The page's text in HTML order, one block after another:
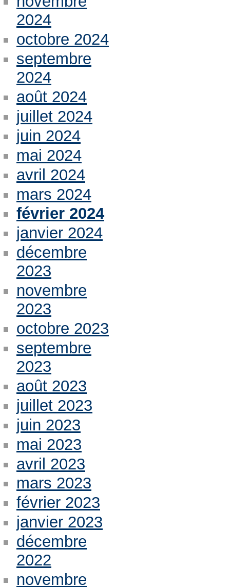
2024
octobre 2024
septembre
2024
août 2024
juillet 2024
juin 2024
mai 2024
avril 2024
mars 2024
février 2024
janvier 2024
décembre
2023
novembre
2023
octobre 2023
septembre
2023
août 2023
juillet 2023
juin 2023
mai 2023
avril 2023
mars 2023
février 2023
janvier 2023
décembre
2022
novembre